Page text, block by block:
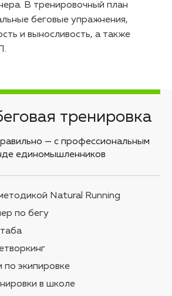
В тренировочный план
беговые упражнения,
и выносливость, а также
тренировка
— с профессиональным
единомышленников
Natural Running
по бегу
экипировке
в школе